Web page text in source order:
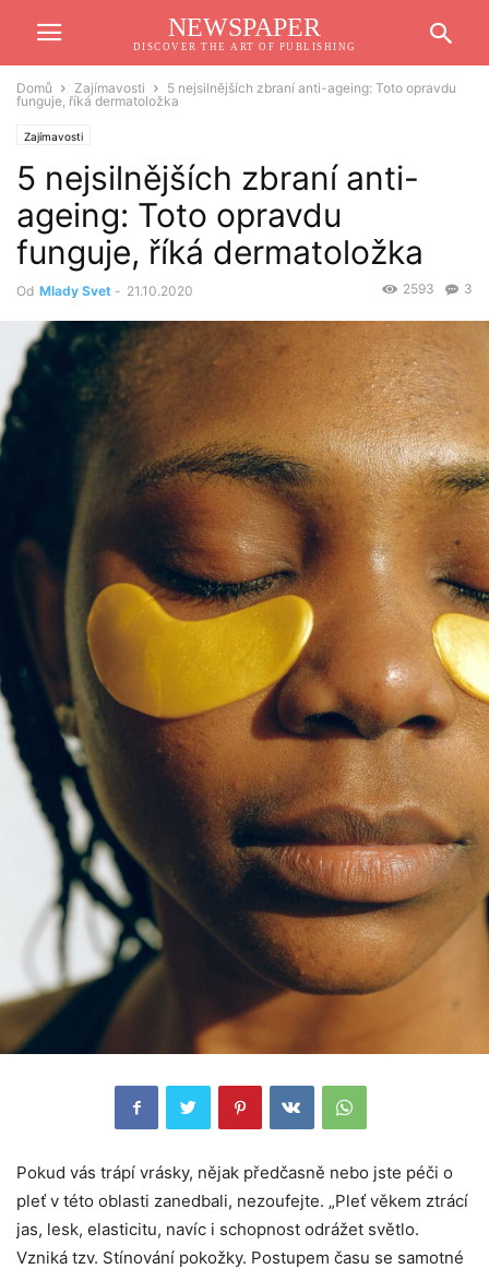
NEWSPAPER
DISCOVER THE ART OF PUBLISHING
Domů Zajímavosti
5 nejsilnějších zbraní anti-ageing: Toto opravdu
funguje, říká dermatoložka
Zajímavosti
5 nejsilnějších zbraní anti-
ageing: Toto opravdu
funguje, říká dermatoložka
Od Mlady Svet - 21.10.2020 3
2593
Pokud vás trápí vrásky, nějak předčasně nebo jste péči o
pleť v této oblasti zanedbali, nezoufejte. „Pleť věkem ztrácí
jas, lesk, elasticitu, navíc i schopnost odrážet světlo.
Vzniká tzv. Stínování pokožky. Postupem času se samotné